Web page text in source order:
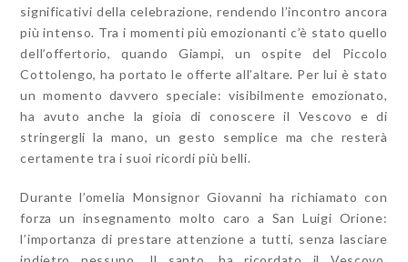
significativi della celebrazione, rendendo l’incontro ancora
più intenso. Tra i momenti più emozionanti c’è stato quello
dell’offertorio, quando Giampi, un ospite del Piccolo
Cottolengo, ha portato le offerte all’altare. Per lui è stato
un momento davvero speciale: visibilmente emozionato,
ha avuto anche la gioia di conoscere il Vescovo e di
stringergli la mano, un gesto semplice ma che resterà
certamente tra i suoi ricordi più belli.
Durante l’omelia Monsignor Giovanni ha richiamato con
forza un insegnamento molto caro a San Luigi Orione:
l’importanza di prestare attenzione a tutti, senza lasciare